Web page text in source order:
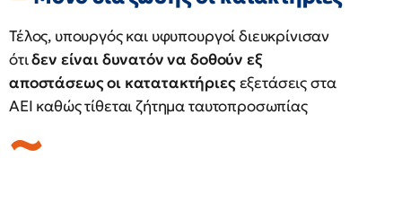
Τέλος, υπουργός και υφυπουργοί διευκρίνισαν
ότιδεν είναι δυνατόν να δοθούν εξ
αποστάσεως οι κατατακτήριεςεξετάσεις στα
ΑΕΙ καθώς τίθεται ζήτημα ταυτοπροσωπίας